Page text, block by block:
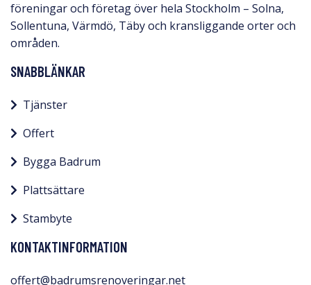
föreningar och företag över hela Stockholm – Solna,
Sollentuna, Värmdö, Täby och kransliggande orter och
områden.
SNABBLÄNKAR
Tjänster
Offert
Bygga Badrum
Plattsättare
Stambyte
KONTAKTINFORMATION
offert@badrumsrenoveringar.net